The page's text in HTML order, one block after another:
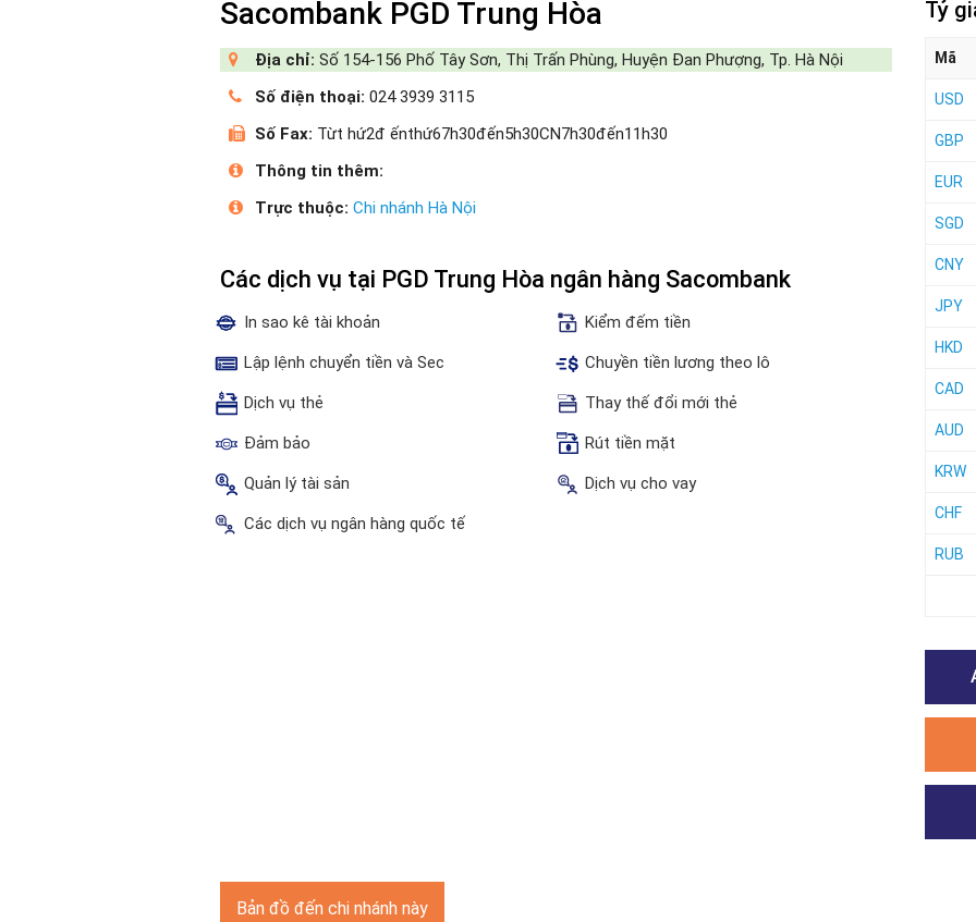
Sacombank PGD Trung Hòa
Địa chỉ: Số 154-156 Phố Tây Sơn, Thị Trấn Phùng, Huyện Đan Phượng, Tp. Hà Nội
Số điện thoại: 024 3939 3115
Số Fax: Từt hứ2đ ếnthứ67h30đến5h30CN7h30đến11h30
Thông tin thêm:
Trực thuộc: Chi nhánh Hà Nội
Các dịch vụ tại PGD Trung Hòa ngân hàng Sacombank
In sao kê tài khoản Kiểm đếm tiền
Lập lệnh chuyển tiền và Sec Chuyền tiền lương theo lô
Dịch vụ thẻ Thay thế đổi mới thẻ
Đảm bảo Rút tiền mặt
Quản lý tài sản Dịch vụ cho vay
Các dịch vụ ngân hàng quốc tế
Bản đồ đến chi nhánh này
Tỷ
Mã
USD
GBP
EUR
SGD
CNY
JPY
HKD
CAD
AUD
KRW
CHF
RUB